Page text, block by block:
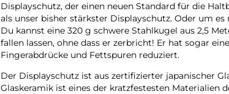
Displayschutz, der einen neuen Standard für die
als unser bisher stärkster Displayschutz. Oder um
Du kannst eine 320 g schwere Stahlkugel aus 2,5
fallen lassen, ohne dass er zerbricht! Er hat sogar
Fingerabdrücke und Fettspuren reduziert.
Der Displayschutz ist aus zertifizierter japanischer
Glaskeramik ist eines der kratzfestesten Materialien